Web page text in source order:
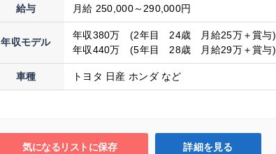
給与 月給 250,000～290,000円
年収モデル
年収380万 (2年目 24歳 月給25万＋賞与)
年収440万 (5年目 28歳 月給29万＋賞与)
車種 トヨタ 日産 ホンダ など
詳細を見る
気になるリストに保存